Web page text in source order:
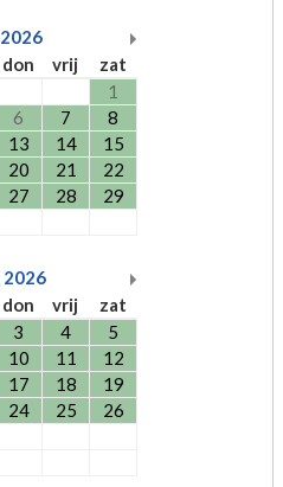
2026
don vrij
zat
1
6 7
8
13 14
15
20 21
22
27 28
29
2026
don vrij
zat
3 4
5
10 11
12
17 18
19
24 25
26